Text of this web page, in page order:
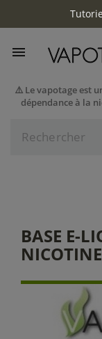
⚠️ Le vapotage est
dépendance à la

BASE E-